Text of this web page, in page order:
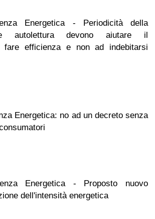
Energetica - Periodicità della
autolettura devono aiutare il
fare efficienza e non ad indebitarsi
Energetica: no ad un decreto senza
Energetica - Proposto nuovo
dell'intensità energetica